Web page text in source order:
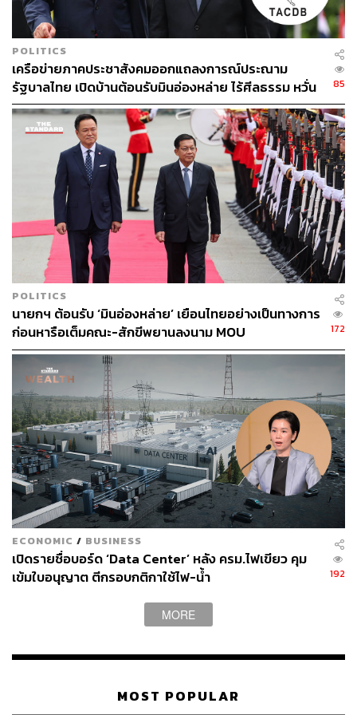
POLITICS
เครือข่ายภาคประชาสังคมออกแถลงการณ์ประณาม
รัฐบาลไทย เปิดบ้านต้อนรับมินอ่องหล่าย ไร้ศีลธรรม หวั่น
ถูกใช้เป็นเครื่องมือกดขี่ชาวเมียนมา
85
POLITICS
นายกฯ ต้อนรับ ‘มินอ่องหล่าย’ เยือนไทยอย่างเป็นทางการ
ก่อนหารือเต็มคณะ-สักขีพยานลงนาม MOU
172
ECONOMIC / BUSINESS
เปิดรายชื่อบอร์ด ‘Data Center’ หลัง ครม.ไฟเขียว คุม
เข้มใบอนุญาต ตีกรอบกติกาใช้ไฟ-น้ำ
192
MORE
MOST POPULAR